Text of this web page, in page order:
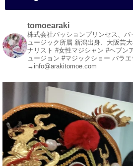
#変面ショー
#イベント
#宴会
#余興
1 3 X
マジシャン派遣 パッショ
@comedy_illusion · 7 8月
お疲れ様です
ブログ更新しました
「マジシャン和歌山旅 白
tomoearaki
株式会社パッションプリンセス、
ュージック所属 新潟出身、大阪芸
ナリスト #女性マジシャン #ヘブン
ュージョン #マジックショー バラエ
→info@arakitomoe.com